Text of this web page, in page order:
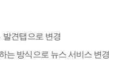
견탭으로 변경
는 방식으로 뉴스 서비스 변경